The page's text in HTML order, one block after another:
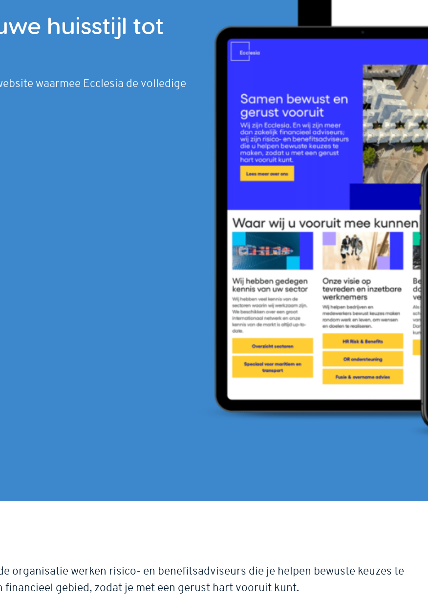
huisstijl tot
waarmee Ecclesia de volledige
organisatie werken risico- en benefitsadviseurs die je helpen bewuste keuzes te
financieel gebied, zodat je met een gerust hart vooruit kunt.